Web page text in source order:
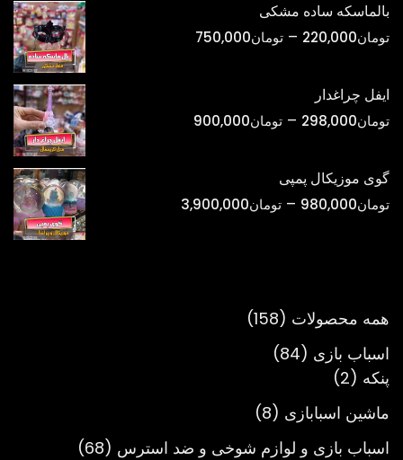
بالماسکه ساده مشکی
تومان220,000
– تومان750,000
تومان750,000
ایفل چراغدار
تومان298,000
– تومان900,000
تومان900,000
گوی موزیکال پمپی
تومان980,000
– تومان3,900,000
همه محصولات
158
158
اسباب بازی 84
84
پنکه 2
2
محصول
ماشین اسبابازی 8
8
اسباب بازی و لوازم شوخی و ضد استرس 68
68